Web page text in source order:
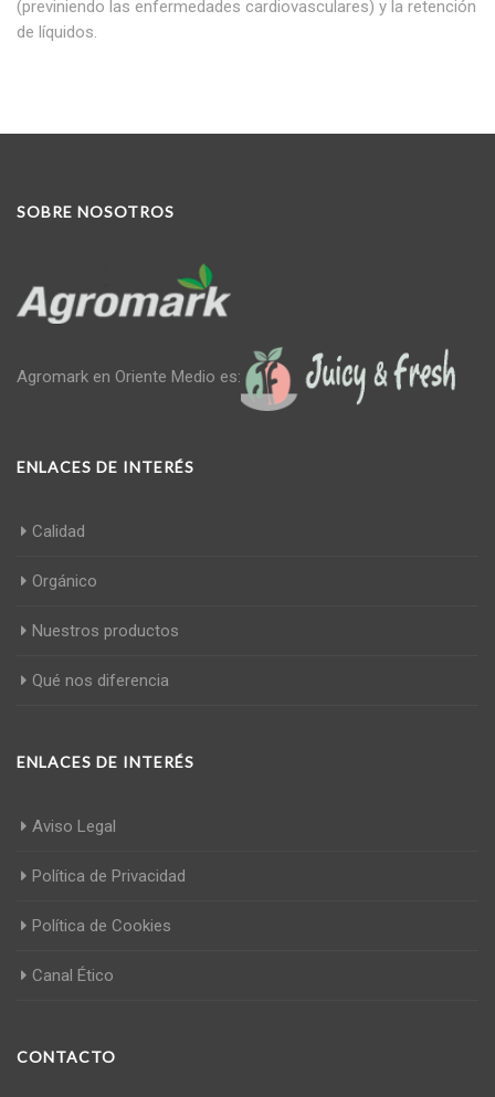
(previniendo las enfermedades cardiovasculares) y la retención
de líquidos.
SOBRE NOSOTROS
Agromark en Oriente Medio es:
ENLACES DE INTERÉS
Calidad
Orgánico
Nuestros productos
Qué nos diferencia
ENLACES DE INTERÉS
Aviso Legal
Política de Privacidad
Política de Cookies
Canal Ético
CONTACTO